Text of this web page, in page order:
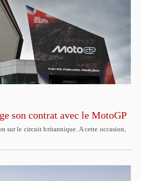
son contrat avec le MotoGP
sur le circuit britannique. A cette occasion,